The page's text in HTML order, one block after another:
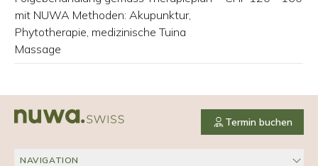
mit NUWA Methoden: Akupunktur,
Phytotherapie, medizinische Tuina
Massage
Termin buchen
NAVIGATION